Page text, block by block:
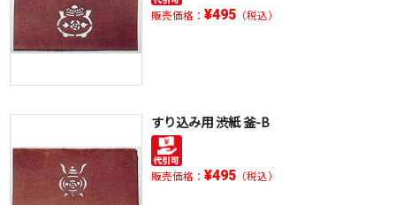
販売価格： ¥495（税込）
すり込み用 渋紙 釜-B
販売価格： ¥495（税込）